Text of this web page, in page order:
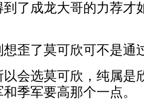
成龙大哥的力荐才
了莫可欣可不是通
选莫可欣，纯属是
季军要高那个一点。